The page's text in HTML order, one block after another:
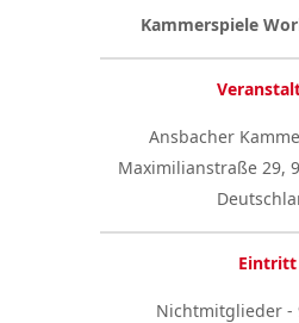
Kammerspiele
Ansbacher
Maximilianstraße 29,
Eintritt
Nichtmitglieder -